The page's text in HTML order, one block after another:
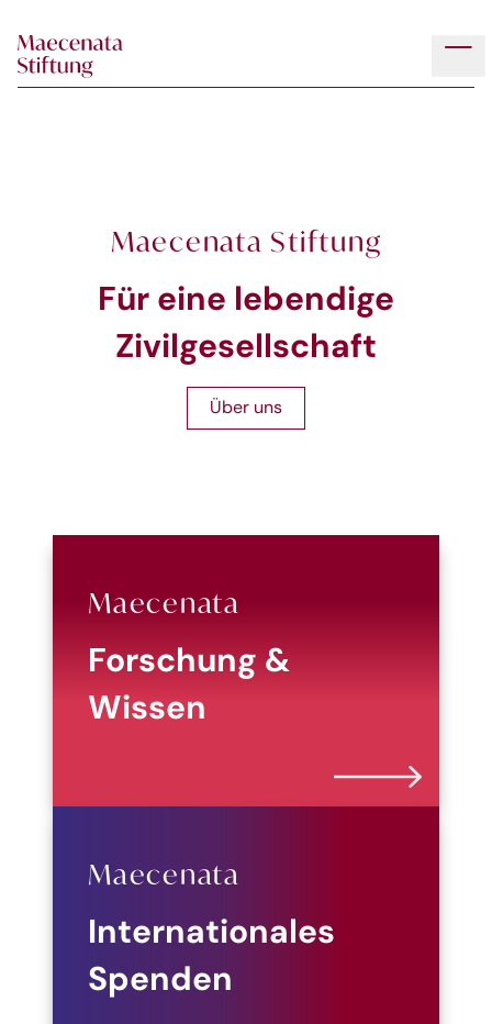
Maecenata Stiftung
Für eine lebendige
Zivilgesellschaft
Über uns
Maecenata
Forschung &
Wissen
Maecenata
Internationales
Spenden